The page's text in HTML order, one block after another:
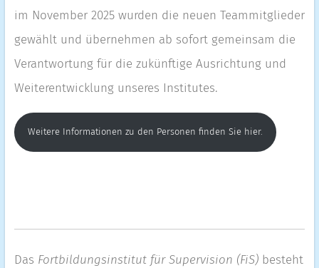
im November 2025 wurden die neuen Teammitglieder
gewählt und übernehmen ab sofort gemeinsam die
Verantwortung für die zukünftige Ausrichtung und
Weiterentwicklung unseres Institutes.
Weitere Informationen zu den Personen finden Sie hier.
Das Fortbildungsinstitut für Supervision (FiS)besteht